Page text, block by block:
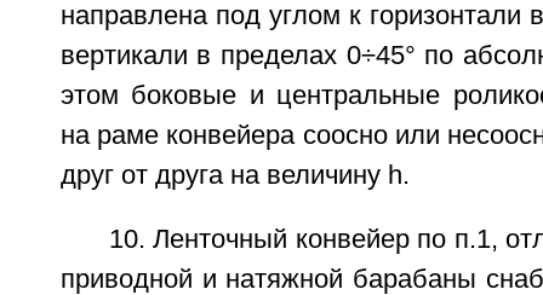
направлена под углом к горизонтали
вертикали в пределах 0÷45° по
этом боковые и центральные
на раме конвейера соосно или
друг от друга на величину h.
10. Ленточный конвейер по п.1,
приводной и натяжной барабаны